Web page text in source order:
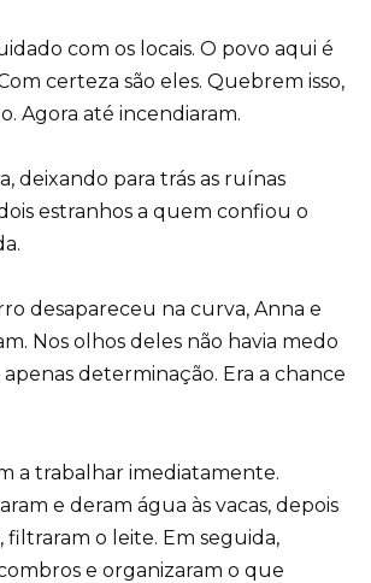
com os locais. O povo aqui é
certeza são eles. Quebrem isso,
Agora até incendiaram.
deixando para trás as ruínas
estranhos a quem confiou o
desapareceu na curva, Anna e
Nos olhos deles não havia medo
determinação. Era a chance
a trabalhar imediatamente.
e deram água às vacas, depois
filtraram o leite. Em seguida,
e organizaram o que